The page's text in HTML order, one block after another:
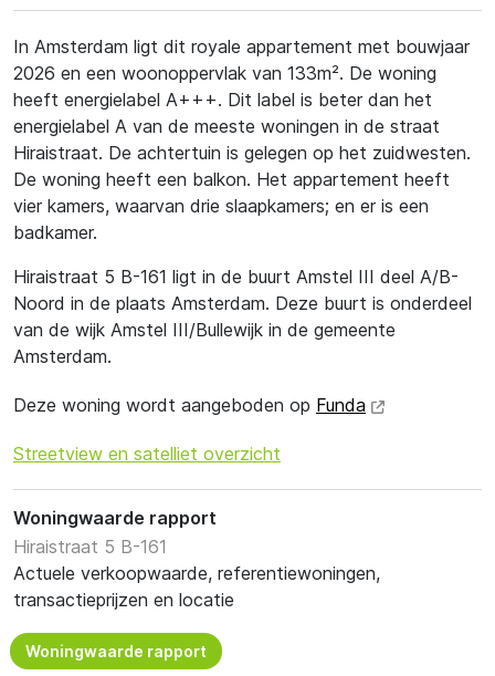
In Amsterdam ligt dit royale appartement met bouwjaar
2026 en een woonoppervlak van 133m². De woning
heeft energielabel A+++. Dit label is beter dan het
energielabel A van de meeste woningen in de straat
Hiraistraat. De achtertuin is gelegen op het zuidwesten.
De woning heeft een balkon. Het appartement heeft
vier kamers, waarvan drie slaapkamers; en er is een
badkamer.
Hiraistraat 5 B-161 ligt in de buurt Amstel III deel A/B-
Noord in de plaats Amsterdam. Deze buurt is onderdeel
van de wijk Amstel III/Bullewijk in de gemeente
Amsterdam.
Deze woning wordt aangeboden op Funda
Streetview en satelliet overzicht
Woningwaarde rapport
Hiraistraat 5 B-161
Actuele verkoopwaarde, referentiewoningen,
transactieprijzen en locatie
Woningwaarde rapport